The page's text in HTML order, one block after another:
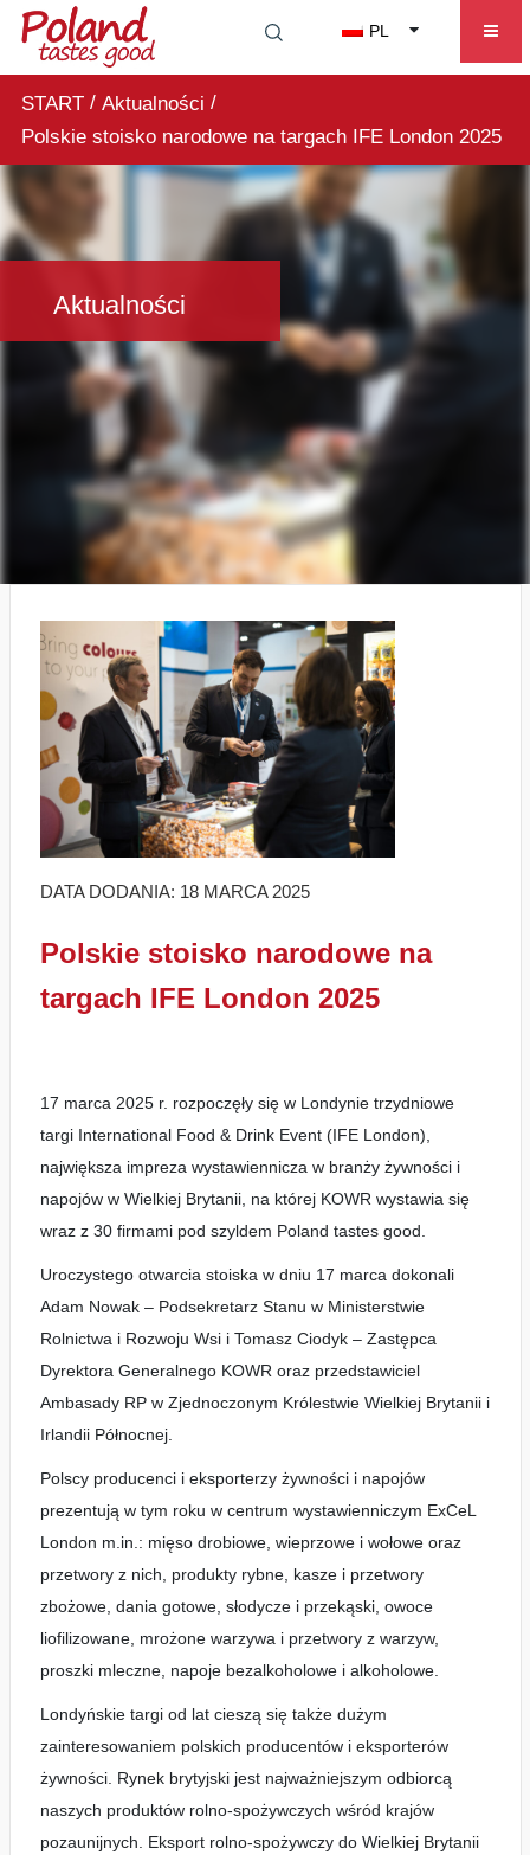
PL
START/ Aktualności /
Polskie stoisko narodowe na targach IFE London 2025
Aktualności
DATA DODANIA: 18 MARCA 2025
Polskie stoisko narodowe na
targach IFE London 2025
17 marca 2025 r. rozpoczęły się w Londynie trzydniowe
targi International Food & Drink Event (IFE London),
największa impreza wystawiennicza w branży żywności i
napojów w Wielkiej Brytanii, na której KOWR wystawia się
wraz z 30 firmami pod szyldem Poland tastes good.
Uroczystego otwarcia stoiska w dniu 17 marca dokonali
Adam Nowak – Podsekretarz Stanu w Ministerstwie
Rolnictwa i Rozwoju Wsi i Tomasz Ciodyk – Zastępca
Dyrektora Generalnego KOWR oraz przedstawiciel
Ambasady RP w Zjednoczonym Królestwie Wielkiej Brytanii i
Irlandii Północnej.
Polscy producenci i eksporterzy żywności i napojów
prezentują w tym roku w centrum wystawienniczym ExCeL
London m.in.: mięso drobiowe, wieprzowe i wołowe oraz
przetwory z nich, produkty rybne, kasze i przetwory
zbożowe, dania gotowe, słodycze i przekąski, owoce
liofilizowane, mrożone warzywa i przetwory z warzyw,
proszki mleczne, napoje bezalkoholowe i alkoholowe.
Londyńskie targi od lat cieszą się także dużym
zainteresowaniem polskich producentów i eksporterów
żywności. Rynek brytyjski jest najważniejszym odbiorcą
naszych produktów rolno-spożywczych wśród krajów
pozaunijnych. Eksport rolno-spożywczy do Wielkiej Brytanii